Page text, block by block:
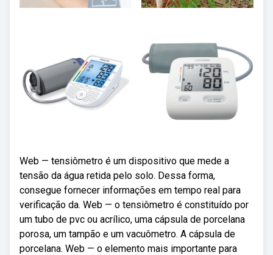
Web — tensiômetro é um dispositivo que mede a
tensão da água retida pelo solo. Dessa forma,
consegue fornecer informações em tempo real para
verificação da. Web — o tensiômetro é constituído por
um tubo de pvc ou acrílico, uma cápsula de porcelana
porosa, um tampão e um vacuômetro. A cápsula de
porcelana. Web — o elemento mais importante para